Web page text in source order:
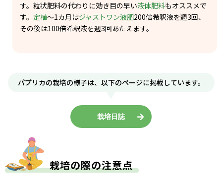
す。粒状肥料の代わりに効き目の早い液体肥料もオススメで
す。 定植～1カ月​はジャストワン液肥200倍希釈液を​週3回、
その後は100倍希釈液を​週3回あたえます。
パプリカの栽培の様子は、 以下のページに掲載しています。
栽培日誌
栽培の際の注意点